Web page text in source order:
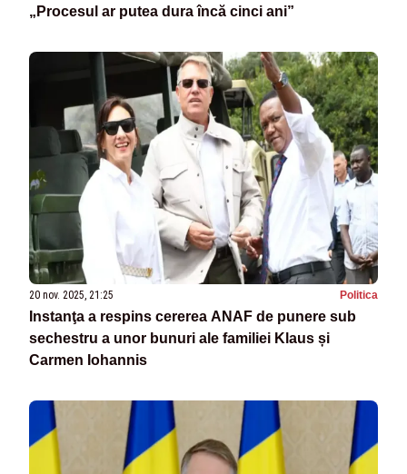
„Procesul ar putea dura încă cinci ani”
20 nov. 2025, 21:25 Politica
Instanţa a respins cererea ANAF de punere sub
sechestru a unor bunuri ale familiei Klaus și
Carmen Iohannis